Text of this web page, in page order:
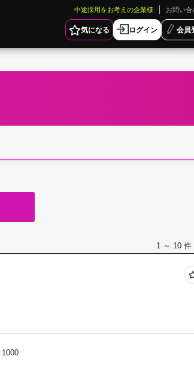
中途採用をお考えの企業様 お問い合
気になる ログイン 会員
1 ～ 10 件
1000